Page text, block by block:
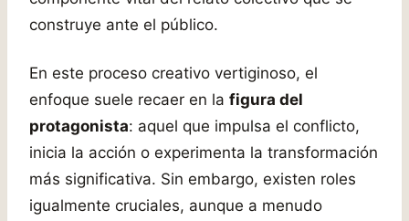
construye ante el público.
En este proceso creativo vertiginoso, el
enfoque suele recaer en la figura del
protagonista: aquel que impulsa el conflicto,
inicia la acción o experimenta la transformación
más significativa. Sin embargo, existen roles
igualmente cruciales, aunque a menudo